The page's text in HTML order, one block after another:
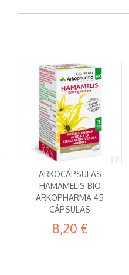
ARKOCÁPSULAS
HAMAMELIS BIO
ARKOPHARMA 45
CÁPSULAS
8,20 €